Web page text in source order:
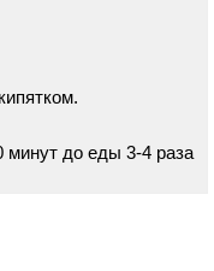
минут до еды 3-4 раза